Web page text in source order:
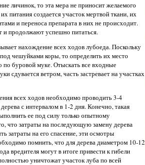
личинок, то эта мера не приносит желаемого
питания создается участок мертвой ткани, их
и переноса препарата в них не происходит.
продолжают успешно питаться.
нахождение всех ходов лубоеда. Поскольку
чешуйками коры, то определить их место
буровой муке. Отыскать все входные
сдувается ветром, часть застревает на участках
всех ходов необходимо проводить 3-4
с интервалом в 1-2 дня. Конечно, такая
ее под силу только опытному
что затраты на последующую замену дерева
затраты на его спасение, эти осмотры
помнить, что для дерева диаметром 10-12
вредителя могут в итоге привести к гибели
уничтожат участок луба по всей